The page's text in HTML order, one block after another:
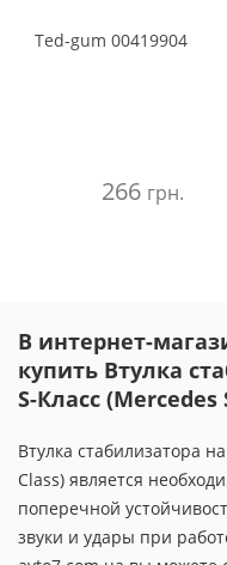
Ted-gum 00419904
266 грн.
В интернет-
купить Втулка
S-Класс (Mercedes
Втулка стабилизатора
Class) является
поперечной
звуки и удары при